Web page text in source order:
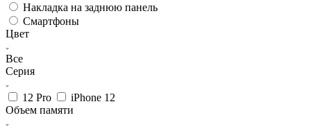
Накладка на заднюю панель
Смартфоны
Цвет
Все
Серия
12 Pro
iPhone 12
Объем памяти